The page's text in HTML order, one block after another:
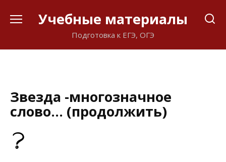
Учебные материалы
Подготовка к ЕГЭ, ОГЭ
Звезда -многозначное
слово… (продолжить)